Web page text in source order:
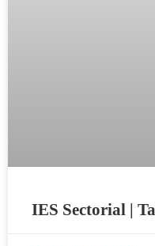
IES Sectorial |